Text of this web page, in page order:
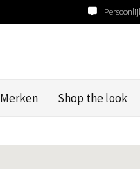
Merken Shop the look